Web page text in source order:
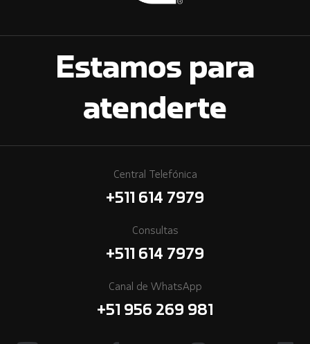
Estamos para
atenderte
Central Telefónica
+511 614 7979
Consultas
+511 614 7979
Canal de WhatsApp
+51 956 269 981